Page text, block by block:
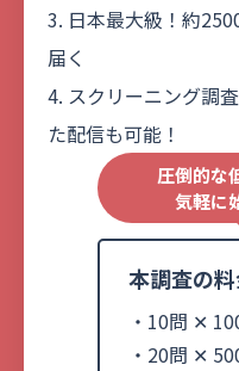
圧倒的な
気軽に
本調査の
・10問 ✕
・20問 ✕
3. 日本最大級！約
届く
4. スクリーニング調
た配信も可能！